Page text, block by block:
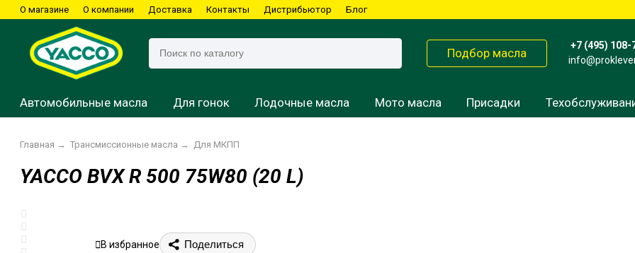
О магазине О компании Доставка Контакты Дистрибьютор Блог
Подбор масла
+7 (495) 108-
Автомобильные масла Для гонок Лодочные масла
Подвесные моторы
Водные мотоциклы
Мото масла
Картинг
Снегоходы
Квадроциклы
Присадки
Главная → Трансмиссионные масла → Для МКПП
YACCO BVX R 500 75W80 (20 L)
В избранное Поделиться